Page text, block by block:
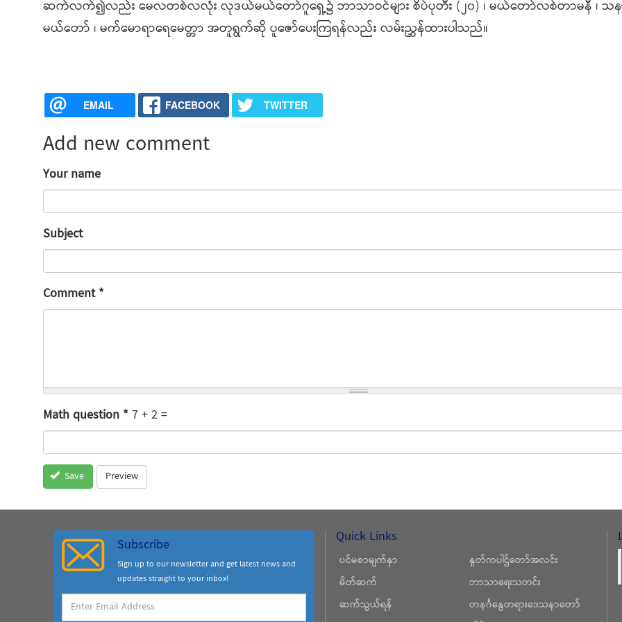
ဆက်လက်၍လည်း မေလတစ်လလုံး လုဒယ်မယ်တော်ဂူရှေ့၌ ဘာသာဝင်များ စိပ်ပုတီး (၂၀) ၊ မယ်တော်လစ်တာမနီ ၊ သနာ
မယ်တော် ၊ မက်မောရာရေမေတ္တာ အတူရွက်ဆို ပူဇော်ပေးကြရန်လည်း လမ်းညွှန်ထားပါသည်။
EMAIL FACEBOOK TWITTER
Add new comment
Your name
Subject
Comment*
Math question*7 + 2 =
Save Preview
Subscribe
Sign up to our newsletter and get latest news and
updates straight to your inbox!
Quick Links
ပင်မစာမျက်နှာ
မိတ်ဆက်
ဆက်သွယ်ရန်
နှုတ်ကပါဌ်တော်အလင်း
ဘာသာရေးသတင်း
တနင်္ဂနွေတရားဒေသနာတော်